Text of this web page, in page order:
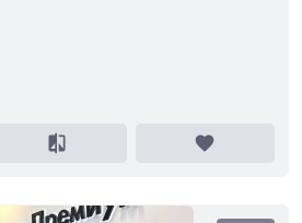
compare favorite